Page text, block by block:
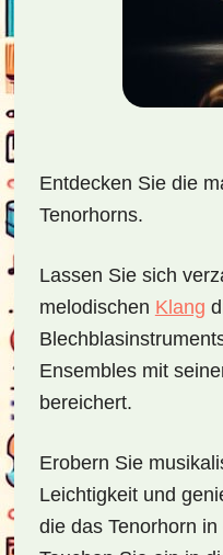
Entdecken Sie die
Tenorhorns.
Lassen Sie sich
melodischen Klang
Ensembles mit
bereichert.
Erobern Sie
Leichtigkeit und
die das Tenorhorn in